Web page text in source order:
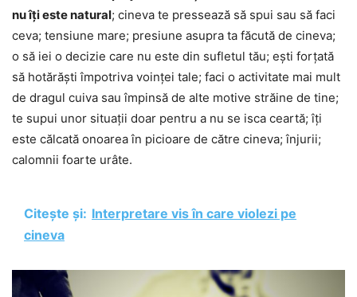
nu îți este natural; cineva te pressează să spui sau să faci
ceva; tensiune mare; presiune asupra ta făcută de cineva;
o să iei o decizie care nu este din sufletul tău; ești forțată
să hotărăști împotriva voinței tale; faci o activitate mai mult
de dragul cuiva sau împinsă de alte motive străine de tine;
te supui unor situații doar pentru a nu se isca ceartă; îți
este călcată onoarea în picioare de către cineva; înjurii;
calomnii foarte urâte.
Citește și: Interpretare vis în care violezi pe
cineva